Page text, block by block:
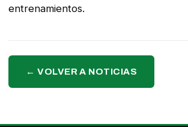
entrenamientos.
← VOLVER A NOTICIAS